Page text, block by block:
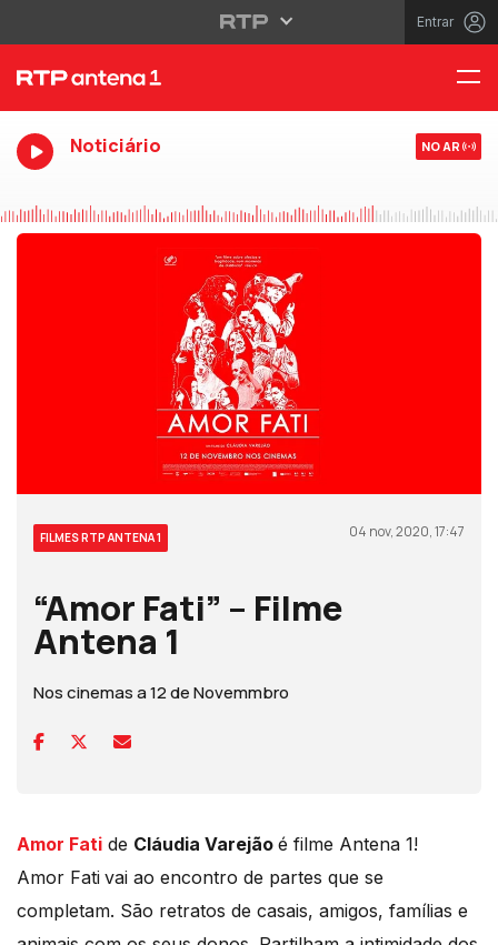
Entrar
Noticiário NO AR
FILMES RTP ANTENA 1 04 nov, 2020, 17:47
“Amor Fati” – Filme
Antena 1
Nos cinemas a 12 de Novemmbro
Amor Fati de Cláudia Varejão é filme Antena 1!
Amor Fati vai ao encontro de partes que se
completam. São retratos de casais, amigos, famílias e